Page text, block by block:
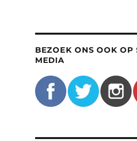
BEZOEK ONS OOK OP
MEDIA